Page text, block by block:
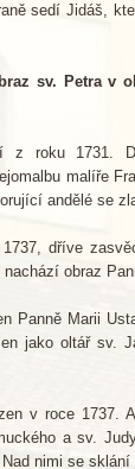
sedí Jidáš,
sv. Petra v
z roku 1731.
malíře
andělé se
dříve
obraz
Panně Marii
jako oltář sv.
v roce 1737.
a sv.
nimi se